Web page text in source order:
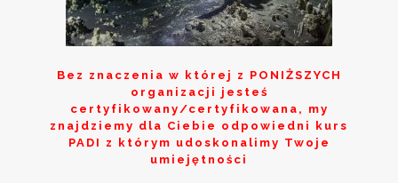
Bez znaczenia w której z PONIŻSZYCH
organizacji jesteś
certyfikowany/certyfikowana, my
znajdziemy dla Ciebie odpowiedni kurs
PADI z którym udoskonalimy Twoje
umiejętności